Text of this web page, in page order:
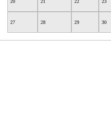
20 21 22 23
27 28 29 30